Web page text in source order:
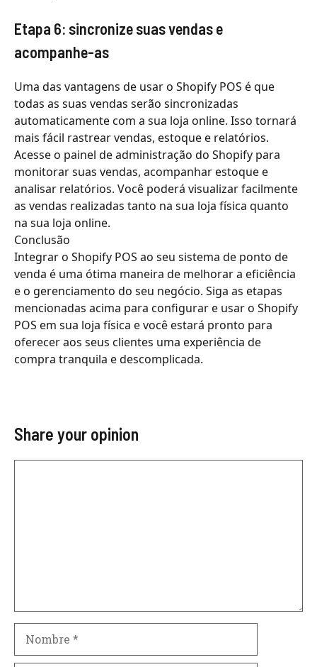
Etapa 6: sincronize suas vendas e
acompanhe-as
Uma das vantagens de usar o Shopify POS é que
todas as suas vendas serão sincronizadas
automaticamente com a sua loja online. Isso tornará
mais fácil rastrear vendas, estoque e relatórios.
Acesse o painel de administração do Shopify para
monitorar suas vendas, acompanhar estoque e
analisar relatórios. Você poderá visualizar facilmente
as vendas realizadas tanto na sua loja física quanto
na sua loja online.
Conclusão
Integrar o Shopify POS ao seu sistema de ponto de
venda é uma ótima maneira de melhorar a eficiência
e o gerenciamento do seu negócio. Siga as etapas
mencionadas acima para configurar e usar o Shopify
POS em sua loja física e você estará pronto para
oferecer aos seus clientes uma experiência de
compra tranquila e descomplicada.
Share your opinion